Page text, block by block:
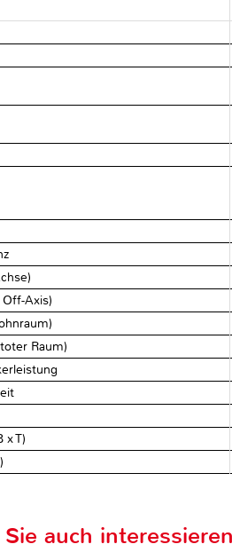
Off-Axis)
Raum)
x T)
auch